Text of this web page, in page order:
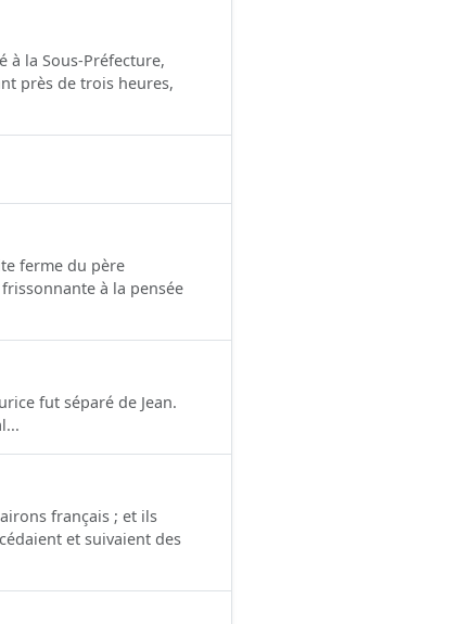
à la Sous-Préfecture,
près de trois heures,
ferme du père
à la pensée
fut séparé de Jean.
français ; et ils
et suivaient des